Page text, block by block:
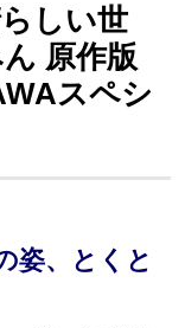
しい世
原作版
スペシ
姿、とくと